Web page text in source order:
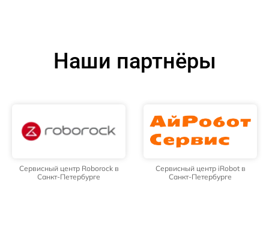
Наши партнёры
Сервисный центр Roborock в
Санкт-Петербурге
Сервисный центр iRobot в
Санкт-Петербурге